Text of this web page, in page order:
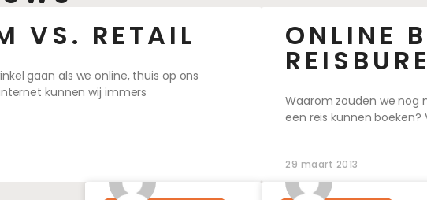
VS. RETAIL
gaan als we online, thuis op ons
kunnen wij immers
ONLINE
Waarom zouden we nog
een reis kunnen
29 maart 2013